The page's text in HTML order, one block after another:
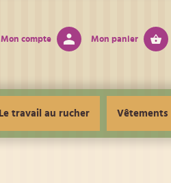
Mon compte Mon panier
Le travail au rucher Vêtements